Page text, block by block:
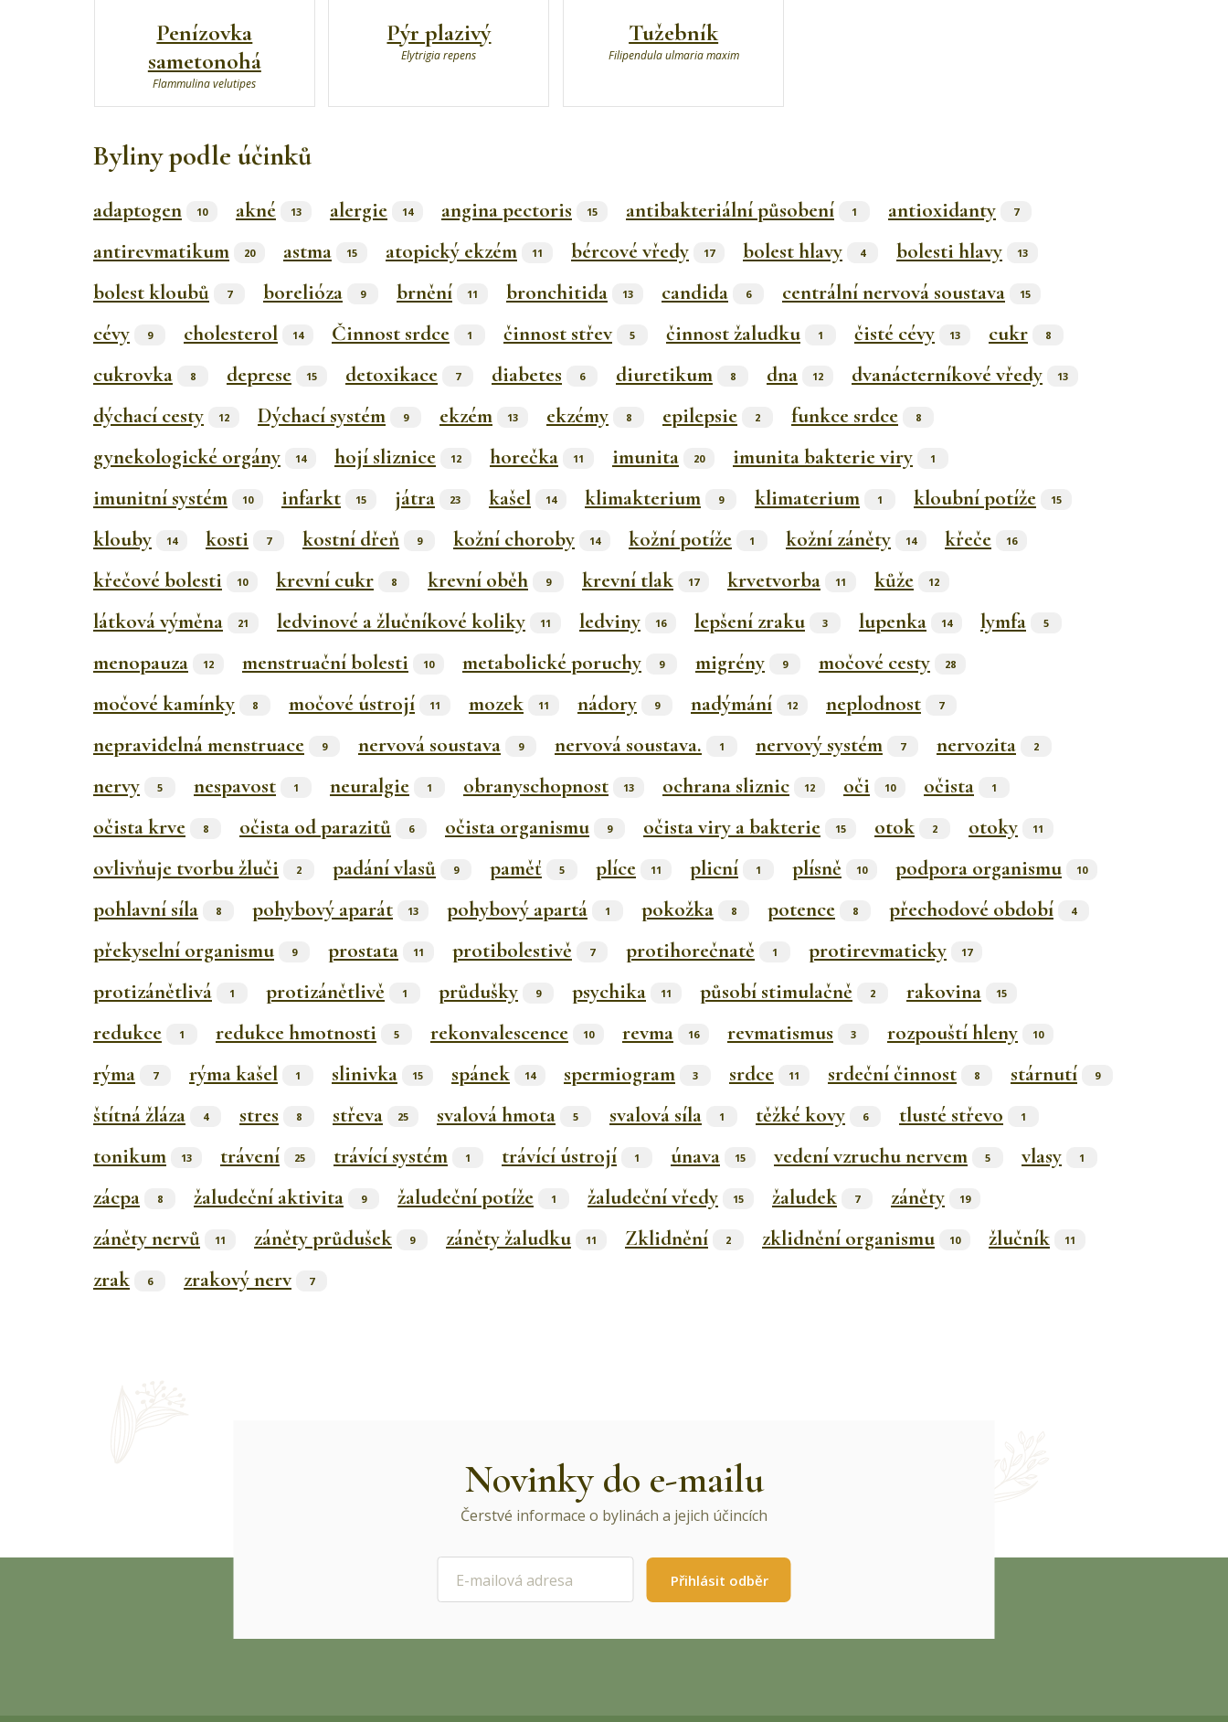
Penízovka
sametonohá
Flammulina velutipes
Pýr plazivý
Elytrigia repens
Tužebník
Filipendula ulmaria maxim
Byliny podle účinků
adaptogen 10 akné 13 alergie 14 angina pectoris 15 antibakteriální působení 1 antioxidanty 7
antirevmatikum 20 astma 15 atopický ekzém 11 bércové vředy 17 bolest hlavy 4 bolesti hlavy 13
bolest kloubů 7 borelióza 9 brnění 11 bronchitida 13 candida 6 centrální nervová soustava 15
cévy 9 cholesterol 14 Činnost srdce 1 činnost střev 5 činnost žaludku 1 čisté cévy 13 cukr 8
cukrovka 8 deprese 15 detoxikace 7 diabetes 6 diuretikum 8 dna 12 dvanácterníkové vředy 13
dýchací cesty 12 Dýchací systém 9 ekzém 13 ekzémy 8 epilepsie 2 funkce srdce 8
gynekologické orgány 14 hojí sliznice 12 horečka 11 imunita 20 imunita bakterie viry 1
imunitní systém 10 infarkt 15 játra 23 kašel 14 klimakterium 9 klimaterium 1 kloubní potíže 15
klouby 14 kosti 7 kostní dřeň 9 kožní choroby 14 kožní potíže 1 kožní záněty 14 křeče 16
křečové bolesti 10 krevní cukr 8 krevní oběh 9 krevní tlak 17 krvetvorba 11 kůže 12
látková výměna 21 ledvinové a žlučníkové koliky 11 ledviny 16 lepšení zraku 3 lupenka 14 lymfa 5
menopauza 12 menstruační bolesti 10 metabolické poruchy 9 migrény 9 močové cesty 28
močové kamínky 8 močové ústrojí 11 mozek 11 nádory 9 nadýmání 12 neplodnost 7
nepravidelná menstruace 9 nervová soustava 9 nervová soustava. 1 nervový systém 7 nervozita 2
nervy 5 nespavost 1 neuralgie 1 obranyschopnost 13 ochrana sliznic 12 oči 10 očista 1
očista krve 8 očista od parazitů 6 očista organismu 9 očista viry a bakterie 15 otok 2 otoky 11
ovlivňuje tvorbu žluči 2 padání vlasů 9 paměť 5 plíce 11 plicní 1 plísně 10 podpora organismu 10
pohlavní síla 8 pohybový aparát 13 pohybový apartá 1 pokožka 8 potence 8 přechodové období 4
překyselní organismu 9 prostata 11 protibolestivě 7 protihorečnatě 1 protirevmaticky 17
protizánětlivá 1 protizánětlivě 1 průdušky 9 psychika 11 působí stimulačně 2 rakovina 15
redukce 1 redukce hmotnosti 5 rekonvalescence 10 revma 16 revmatismus 3 rozpouští hleny 10
rýma 7 rýma kašel 1 slinivka 15 spánek 14 spermiogram 3 srdce 11 srdeční činnost 8 stárnutí 9
štítná žláza 4 stres 8 střeva 25 svalová hmota 5 svalová síla 1 těžké kovy 6 tlusté střevo 1
tonikum 13 trávení 25 trávící systém 1 trávící ústrojí 1 únava 15 vedení vzruchu nervem 5 vlasy 1
zácpa 8 žaludeční aktivita 9 žaludeční potíže 1 žaludeční vředy 15 žaludek 7 záněty 19
záněty nervů 11 záněty průdušek 9 záněty žaludku 11 Zklidnění 2 zklidnění organismu 10 žlučník 11
zrak 6 zrakový nerv 7
Novinky do e-mailu
Čerstvé informace o bylinách a jejich účincích
Přihlásit odběr